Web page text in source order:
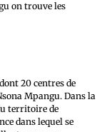
on trouve les
20 centres de
Mpangu. Dans la
territoire de
dans lequel se